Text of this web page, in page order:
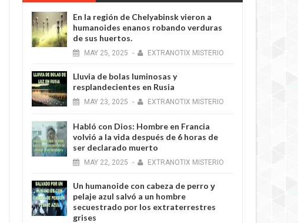
En la región de Chelyabinsk vieron a
humanoides enanos robando verduras
de sus huertos.
MAY 25, 2025 - EXTRANOTIX MISTERIO
Lluvia de bolas luminosas y
resplandecientes en Rusia
MAY 23, 2025 - EXTRANOTIX MISTERIO
Habló con Dios: Hombre en Francia
volvió a la vida después de 6 horas de
ser declarado muerto
MAY 22, 2025 - EXTRANOTIX MISTERIO
Un humanoide con cabeza de perro у
pelaje azul salvó a un hombre
secuestrado por los extraterrestres
grises